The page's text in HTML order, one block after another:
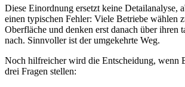
Diese Einordnung ersetzt keine Detailanalyse,
einen typischen Fehler: Viele Betriebe wählen
Oberfläche und denken erst danach über ihren
nach. Sinnvoller ist der umgekehrte Weg.
Noch hilfreicher wird die Entscheidung, wenn
drei Fragen stellen: